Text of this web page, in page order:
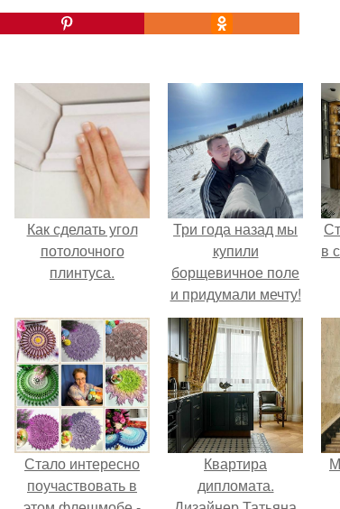
Как сделать угол
потолочного
плинтуса.
Три года назад мы
купили
борщевичное поле
и придумали мечту!
в
Стало интересно
поучаствовать в
Квартира
дипломата.